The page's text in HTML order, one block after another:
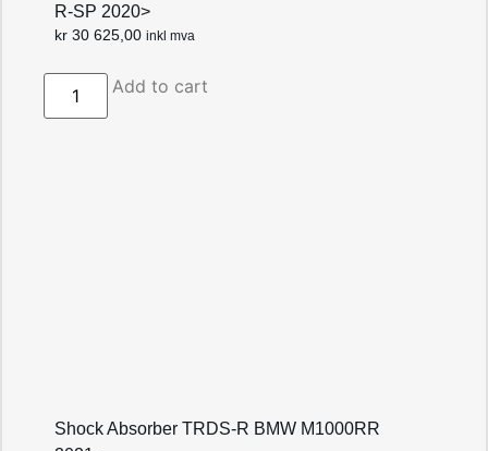
R-SP 2020>
kr 30 625,00 inkl mva
Add to cart
Shock Absorber TRDS-R BMW M1000RR